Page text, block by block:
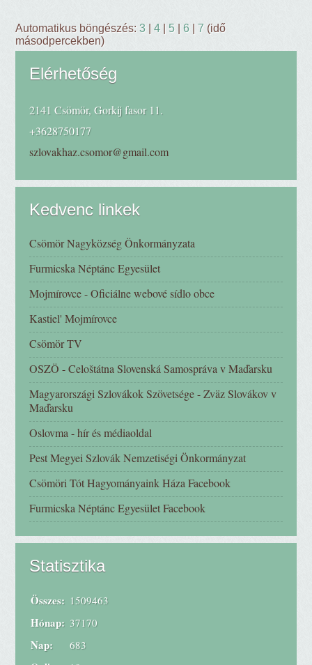
Automatikus böngészés:3 |4 5 |6 |7 (idő
másodpercekben)
Elérhetőség
2141 Csömör, Gorkij fasor 11.
+3628750177
szlovakhaz.csomor@gmail.com
Kedvenc linkek
Csömör Nagyközség Önkormányzata
Furmicska Néptánc Egyesület
Mojmírovce - Oficiálne webové sídlo obce
Kastiel' Mojmírovce
Csömör TV
OSZÖ - Celoštátna Slovenská Samospráva v Maďarsku
Magyarországi Szlovákok Szövetsége - Zväz Slovákov v
Maďarsku
Oslovma - hír és médiaoldal
Pest Megyei Szlovák Nemzetiségi Önkormányzat
Csömöri Tót Hagyományaink Háza Facebook
Furmicska Néptánc Egyesület Facebook
Statisztika
Összes: 1509463
Hónap: 37170
Nap: 683